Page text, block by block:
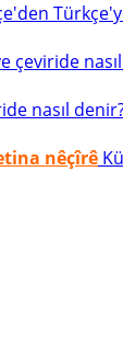
çeviride
nasıl
nêçîrê